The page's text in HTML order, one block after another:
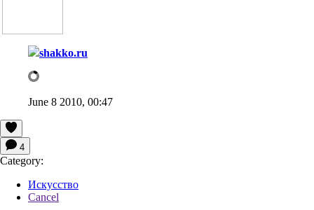
shakko.ru
June 8 2010, 00:47
4
Category:
Искусство
Cancel